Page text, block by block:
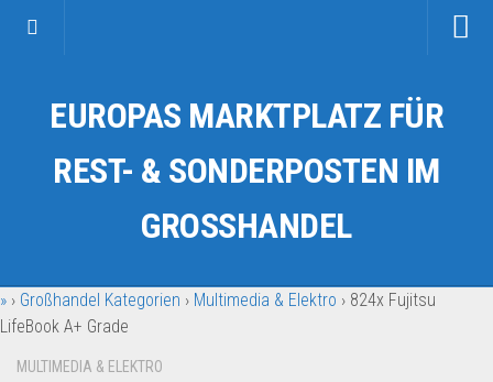
Kategorien
Auto & Motorrad
Fahrzeuge & Transport
Garten & Werkzeug
Geschäft, Büro & Schreibwaren
Geschenkartikel
EUROPAS MARKTPLATZ FÜR
REST- & SONDERPOSTEN IM
GROSSHANDEL
» › Großhandel Kategorien › Multimedia & Elektro › 824x Fujitsu
LifeBook A+ Grade
MULTIMEDIA & ELEKTRO